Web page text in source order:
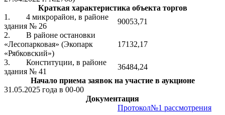
Краткая характеристика объекта торгов
1. 4 микрорайон, в районе
здания № 26
90053,71
2. В районе остановки
«Лесопарковая» (Экопарк
«Рябковский»)
17132,17
3. Конституции, в районе
здания № 41
36484,24
Начало приема заявок на участие в аукционе
31.05.2025 года в 00-00
Документация
Протокол№1 рассмотрения